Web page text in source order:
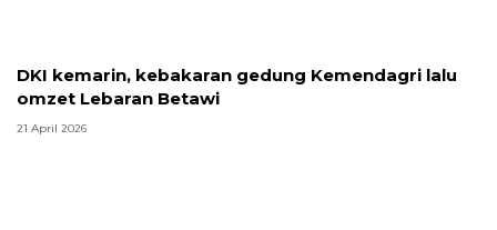
DKI kemarin, kebakaran gedung Kemendagri lalu
omzet Lebaran Betawi
21 April 2026